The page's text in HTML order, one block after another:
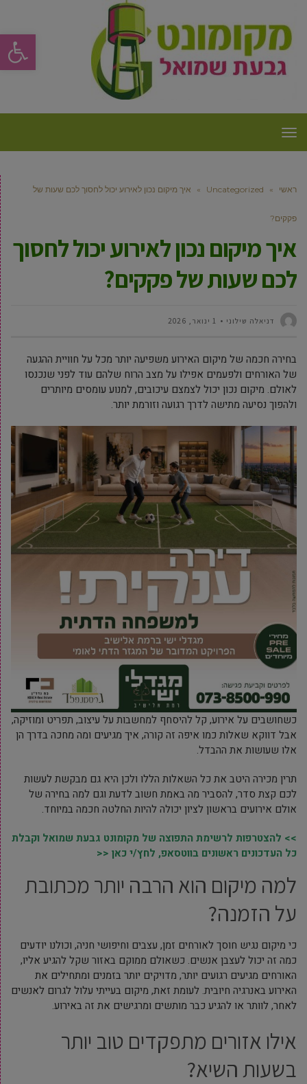
פתח
תפריט
ראשי »
Uncategorized
» איך מיקום נכון לאירוע יכול לחסוך לכם שעות של
פקקים?
איך מיקום נכון לאירוע יכול לחסוך
לכם שעות של פקקים?
דניאלה שילוני 1 ינואר, 2026
בחירה חכמה של מיקום האירוע משפיעה יותר מכל על חוויית ההגעה
של האורחים ולפעמים אפילו על מצב הרוח שלהם עוד לפני שנכנסו
לאולם. מיקום נכון יכול לצמצם עיכובים, למנוע עומסים מיותרים
ולהפוך נסיעה מתישה לדרך רגועה וזורמת יותר.
כשחושבים על אירוע, קל להיסחף למחשבות על עיצוב, תפריט ומוזיקה,
אבל דווקא שאלות כמו איפה זה קורה, איך מגיעים ומה מחכה בדרך הן
אלו שעושות את ההבדל.
תרין מכירה היטב את כל השאלות הללו ולכן היא גם מבקשת לעשות
לכם קצת סדר, להסביר מה באמת חשוב לדעת וגם למה בחירה של
אולם אירועים בראשון לציון יכולה להיות החלטה חכמה במיוחד.
>> להצטרפות לרשימת התפוצה של מקומונט גבעת שמואל וקבלת
כל העדכונים ראשונים בווטסאפ, לחץ/י כאן <<
למה מיקום הוא הרבה יותר מכתובת
על הזמנה?
כי מיקום נגיש חוסך לאורחים זמן, עצבים וחיפושי חניה, וכולנו יודעים
כמה זה יכול לעצבן אנשים. כשאולם ממוקם באזור שקל להגיע אליו,
האורחים מגיעים רגועים יותר, מדויקים יותר בזמנים ומתחילים את
האירוע באנרגיה חיובית. לעומת זאת, מיקום בעייתי עלול לגרום לאנשים
לאחר, לוותר או להגיע כבר מותשים ומרגישים את זה באירוע.
אילו אזורים מתפקדים טוב יותר
בשעות השיא?